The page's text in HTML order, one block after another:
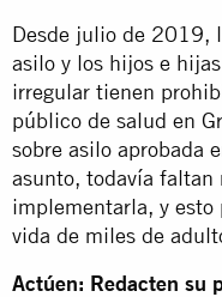
Desde julio de 2019,
asilo y los hijos e
irregular tienen
público de salud en
sobre asilo aprobada
asunto, todavía faltan
implementarla, y esto
vida de miles de
Actúen: Redacten su